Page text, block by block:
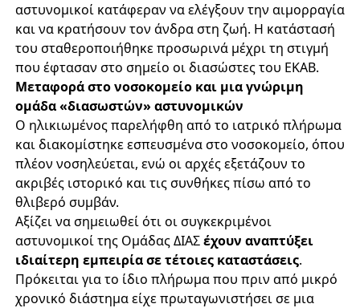
αστυνομικοί κατάφεραν να ελέγξουν την αιμορραγία
και να κρατήσουν τον άνδρα στη ζωή. Η κατάστασή
του σταθεροποιήθηκε προσωρινά μέχρι τη στιγμή
που έφτασαν στο σημείο οι διασώστες του ΕΚΑΒ.
Μεταφορά στο νοσοκομείο και μια γνώριμη
ομάδα «διασωστών» αστυνομικών
Ο ηλικιωμένος παρελήφθη από το ιατρικό πλήρωμα
και διακομίστηκε εσπευσμένα στο νοσοκομείο, όπου
πλέον νοσηλεύεται, ενώ οι αρχές εξετάζουν το
ακριβές ιστορικό και τις συνθήκες πίσω από το
θλιβερό συμβάν.
Αξίζει να σημειωθεί ότι οι συγκεκριμένοι
αστυνομικοί της Ομάδας ΔΙΑΣέχουν αναπτύξει
ιδιαίτερη εμπειρία σε τέτοιες καταστάσεις.
Πρόκειται για το ίδιο πλήρωμα που πριν από μικρό
χρονικό διάστημα είχε πρωταγωνιστήσει σε μια